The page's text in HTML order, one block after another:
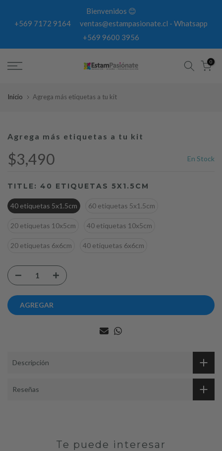
Bienvenidos 😊
+569 7172 9164
ventas@estampasionate.cl - Whatsapp
+569 9600 3956
0
Inicio Agrega más etiquetas a tu kit
Agrega más etiquetas a tu kit
$3,490 En Stock
TITLE: 40 ETIQUETAS 5X1.5CM
40 etiquetas 5x1.5cm 60 etiquetas 5x1.5cm
20 etiquetas 10x5cm 40 etiquetas 10x5cm
20 etiquetas 6x6cm 40 etiquetas 6x6cm
AGREGAR
Descripción
Reseñas
Te puede interesar